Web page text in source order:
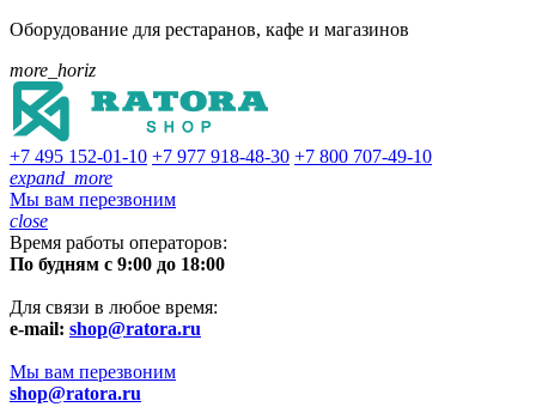
Оборудование для рестаранов, кафе и магазинов
more_horiz
+7 495 152-01-10 +7 977 918-48-30 +7 800 707-49-10
expand_more
Мы вам перезвоним
close
Время работы операторов:
По будням с 9:00 до 18:00
Для связи в любое время:
e-mail: shop@ratora.ru
Мы вам перезвоним
shop@ratora.ru